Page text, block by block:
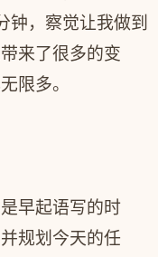
钟，察觉让我做到
来了很多的变
限多。
早起语写的时
规划今天的任